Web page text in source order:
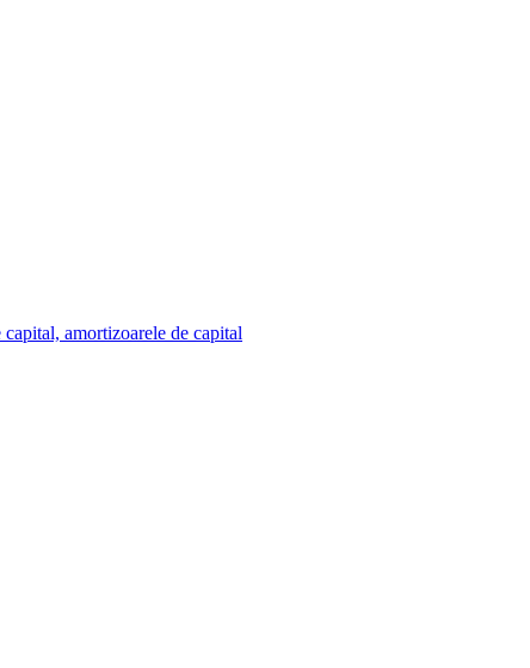
amortizoarele de capital